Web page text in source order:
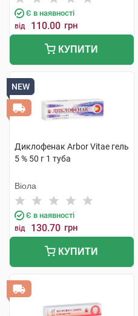
Є в наявності
від 110.00 грн
КУПИТИ
NEW
Диклофенак Arbor Vitae гель
5 % 50 г 1 туба
Віола
Є в наявності
від 130.70 грн
КУПИТИ